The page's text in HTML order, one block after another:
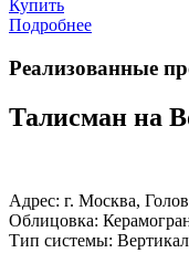
Купить
Подробнее
Реализованные
Талисман на
Адрес: г. Москва,
Облицовка:
Тип системы: